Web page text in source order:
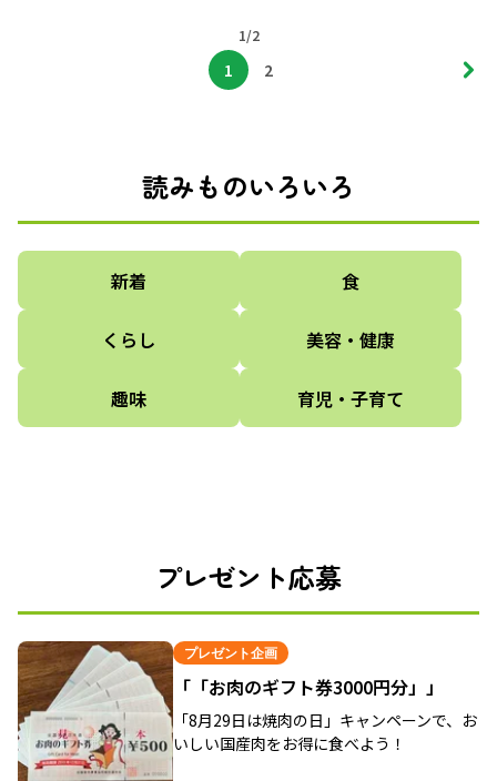
1/2
1 2
読みものいろいろ
新着 食
くらし 美容・健康
趣味 育児・子育て
プレゼント応募
プレゼント企画
「「お肉のギフト券3000円分」」
「8月29日は焼肉の日」キャンペーンで、お
いしい国産肉をお得に食べよう！